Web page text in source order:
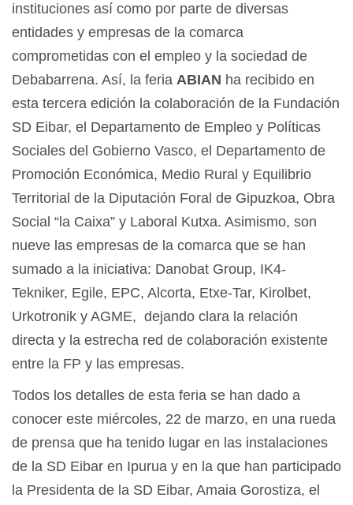
instituciones así como por parte de diversas
entidades y empresas de la comarca
comprometidas con el empleo y la sociedad de
Debabarrena. Así, la feria ABIAN ha recibido en
esta tercera edición la colaboración de la Fundación
SD Eibar, el Departamento de Empleo y Políticas
Sociales del Gobierno Vasco, el Departamento de
Promoción Económica, Medio Rural y Equilibrio
Territorial de la Diputación Foral de Gipuzkoa, Obra
Social “la Caixa” y Laboral Kutxa. Asimismo, son
nueve las empresas de la comarca que se han
sumado a la iniciativa: Danobat Group, IK4-
Tekniker, Egile, EPC, Alcorta, Etxe-Tar, Kirolbet,
Urkotronik y AGME, dejando clara la relación
directa y la estrecha red de colaboración existente
entre la FP y las empresas.
Todos los detalles de esta feria se han dado a
conocer este miércoles, 22 de marzo, en una rueda
de prensa que ha tenido lugar en las instalaciones
de la SD Eibar en Ipurua y en la que han participado
la Presidenta de la SD Eibar, Amaia Gorostiza, el